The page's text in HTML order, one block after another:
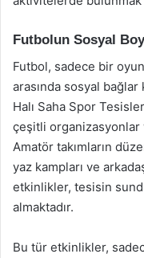
Futbolun Sosyal
Futbol, sadece bir
arasında sosyal
Halı Saha Spor
çeşitli
Amatör takımların
yaz kampları ve
etkinlikler, tesisin
almaktadır.
Bu tür etkinlikler,